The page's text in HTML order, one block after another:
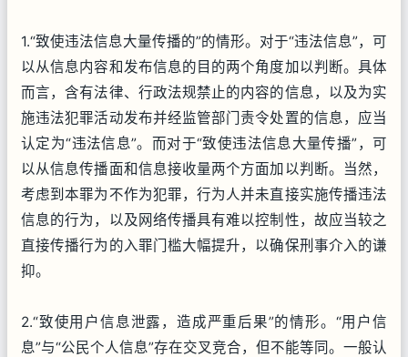
1.“致使违法信息大量传播的”的情形。对于“违法信息”，可
以从信息内容和发布信息的目的两个角度加以判断。具体
而言，含有法律、行政法规禁止的内容的信息，以及为实
施违法犯罪活动发布并经监管部门责令处置的信息，应当
认定为“违法信息”。而对于“致使违法信息大量传播”，可
以从信息传播面和信息接收量两个方面加以判断。当然，
考虑到本罪为不作为犯罪，行为人并未直接实施传播违法
信息的行为，以及网络传播具有难以控制性，故应当较之
直接传播行为的入罪门槛大幅提升，以确保刑事介入的谦
抑。
2.“致使用户信息泄露，造成严重后果”的情形。“用户信
息”与“公民个人信息”存在交叉竞合，但不能等同。一般认